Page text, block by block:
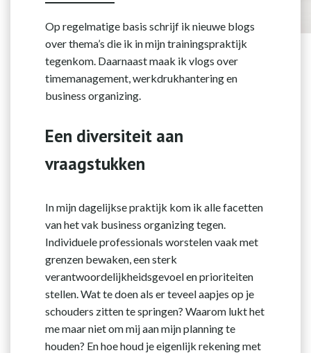
Op regelmatige basis schrijf ik nieuwe blogs
over thema’s die ik in mijn trainingspraktijk
tegenkom. Daarnaast maak ik vlogs over
timemanagement, werkdrukhantering en
business organizing.
Een diversiteit aan
vraagstukken
In mijn dagelijkse praktijk kom ik alle facetten
van het vak business organizing tegen.
Individuele professionals worstelen vaak met
grenzen bewaken, een sterk
verantwoordelijkheidsgevoel en prioriteiten
stellen. Wat te doen als er teveel aapjes op je
schouders zitten te springen? Waarom lukt het
me maar niet om mij aan mijn planning te
houden? En hoe houd je eigenlijk rekening met